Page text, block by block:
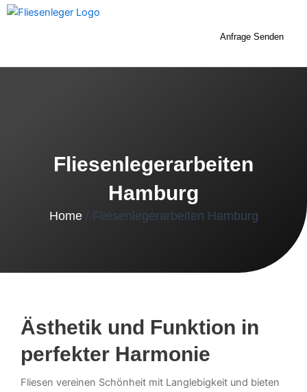
Zum
Anfrage Senden
Fliesenlegerarbeiten
Hamburg
Home/ Fliesenlegerarbeiten Hamburg
Ästhetik und Funktion in
perfekter Harmonie
Fliesen vereinen Schönheit mit Langlebigkeit und bieten